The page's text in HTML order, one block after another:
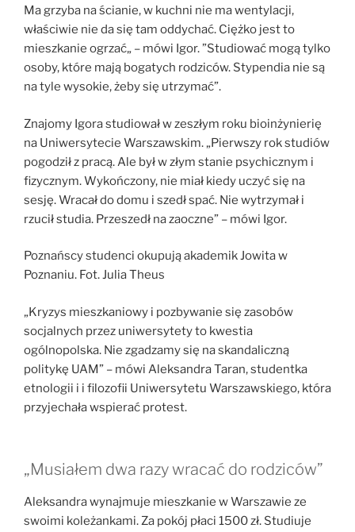
Ma grzyba na ścianie, w kuchni nie ma wentylacji,
właściwie nie da się tam oddychać. Ciężko jest to
mieszkanie ogrzać„ – mówi Igor. ”Studiować mogą tylko
osoby, które mają bogatych rodziców. Stypendia nie są
na tyle wysokie, żeby się utrzymać”.
Znajomy Igora studiował w zeszłym roku bioinżynierię
na Uniwersytecie Warszawskim. „Pierwszy rok studiów
pogodził z pracą. Ale był w złym stanie psychicznym i
fizycznym. Wykończony, nie miał kiedy uczyć się na
sesję. Wracał do domu i szedł spać. Nie wytrzymał i
rzucił studia. Przeszedł na zaoczne” – mówi Igor.
Poznańscy studenci okupują akademik Jowita w
Poznaniu. Fot. Julia Theus
„Kryzys mieszkaniowy i pozbywanie się zasobów
socjalnych przez uniwersytety to kwestia
ogólnopolska. Nie zgadzamy się na skandaliczną
politykę UAM” – mówi Aleksandra Taran, studentka
etnologii i i filozofii Uniwersytetu Warszawskiego, która
przyjechała wspierać protest.
„Musiałem dwa razy wracać do rodziców”
Aleksandra wynajmuje mieszkanie w Warszawie ze
swoimi koleżankami. Za pokój płaci 1500 zł. Studiuje